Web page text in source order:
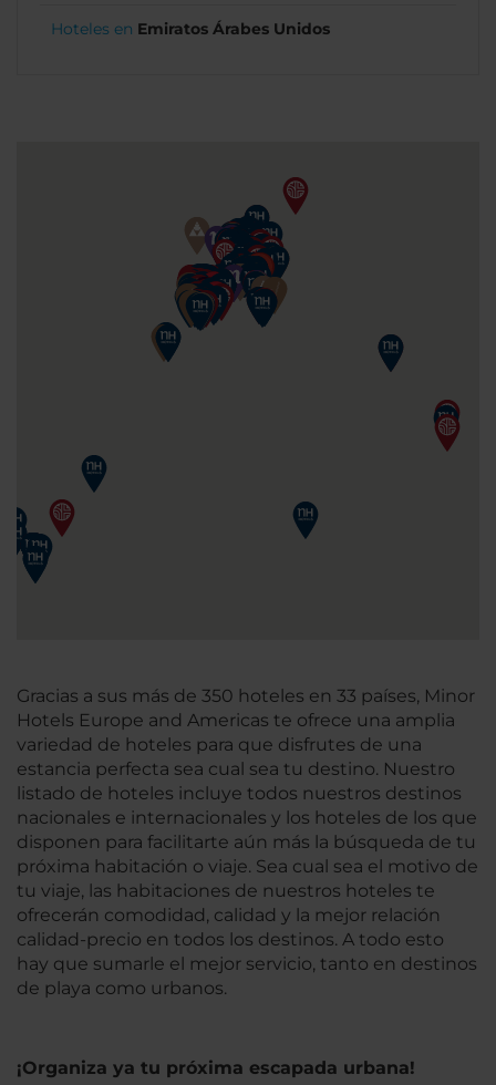
Hoteles en Emiratos Árabes Unidos
Gracias a sus más de 350 hoteles en 33 países, Minor
Hotels Europe and Americas te ofrece una amplia
variedad de hoteles para que disfrutes de una
estancia perfecta sea cual sea tu destino. Nuestro
listado de hoteles incluye todos nuestros destinos
nacionales e internacionales y los hoteles de los que
disponen para facilitarte aún más la búsqueda de tu
próxima habitación o viaje. Sea cual sea el motivo de
tu viaje, las habitaciones de nuestros hoteles te
ofrecerán comodidad, calidad y la mejor relación
calidad-precio en todos los destinos. A todo esto
hay que sumarle el mejor servicio, tanto en destinos
de playa como urbanos.
¡Organiza ya tu próxima escapada urbana!